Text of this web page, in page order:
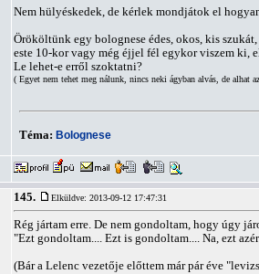
Nem hülyéskedek, de kérlek mondjátok el
Örököltünk egy bolognese édes, okos, kis
este 10-kor vagy még éjjel fél egykor viszem ki,
Le lehet-e erről szoktatni?
( Egyet nem tehet meg nálunk, nincs neki ágyban alvás, de alhat
Téma: Bolognese
145. Elküldve: 2013-09-12 17:47:31
Rég jártam erre. De nem gondoltam, hogy úgy
"Ezt gondoltam.... Ezt is gondoltam.... Na, ezt
(Bár a Lelenc vezetője előttem már pár éve